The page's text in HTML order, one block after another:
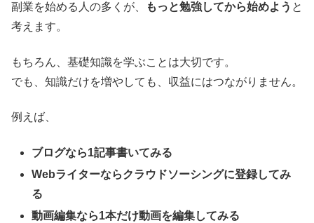
副業を始める人の多くが、 もっと勉強してから始めよう と
考えます。
もちろん、基礎知識を学ぶことは大切です。
でも、知識だけを増やしても、収益にはつながりません。
例えば、
ブログなら1記事書いてみる
Webライターならクラウドソーシングに登録してみ
る
動画編集なら1本だけ動画を編集してみる